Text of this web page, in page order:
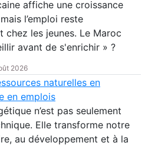
affiche une croissance
l’emploi reste
chez les jeunes. Le Maroc
avant de s'enrichir » ?
2026
naturelles en
en emplois
n’est pas seulement
Elle transforme notre
au développement et à la